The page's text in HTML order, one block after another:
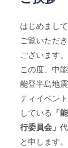
はじめまし
ご覧いただ
ございます。
この度、中
能登半島地
ティイベン
している 「
行委員会」
と申します。